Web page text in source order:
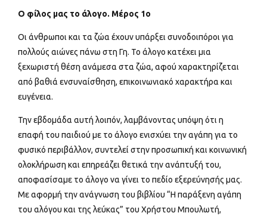
Ο φίλος μας το άλογο. Μέρος 1ο
Οι άνθρωποι και τα ζώα έχουν υπάρξει συνοδοιπόροι για
πολλούς αιώνες πάνω στη Γη. Το άλογο κατέχει μια
ξεχωριστή θέση ανάμεσα στα ζώα, αφού χαρακτηρίζεται
από βαθιά ενσυναίσθηση, επικοινωνιακό χαρακτήρα και
ευγένεια.
Την εβδομάδα αυτή λοιπόν, λαμβάνοντας υπόψη ότι η
επαφή του παιδιού με το άλογο ενισχύει την αγάπη για το
φυσικό περιβάλλον, συντελεί στην προσωπική και κοινωνική
ολοκλήρωση και επηρεάζει θετικά την ανάπτυξή του,
αποφασίσαμε το άλογο να γίνει το πεδίο εξερεύνησής μας.
Με αφορμή την ανάγνωση του βιβλίου “Η παράξενη αγάπη
του αλόγου και της λεύκας” του Χρήστου Μπουλωτή,